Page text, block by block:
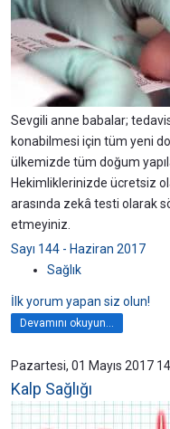
Sevgili anne babalar;
konabilmesi için tüm yeni
ülkemizde tüm doğum
Hekimliklerinizde ücretsiz
arasında zekâ testi olarak
etmeyiniz.
Sayı 144 - Haziran 2017
Sağlık
İlk yorum yapan siz olun!
Devamını okuyun...
Pazartesi, 01 Mayıs 2017
Kalp Sağlığı